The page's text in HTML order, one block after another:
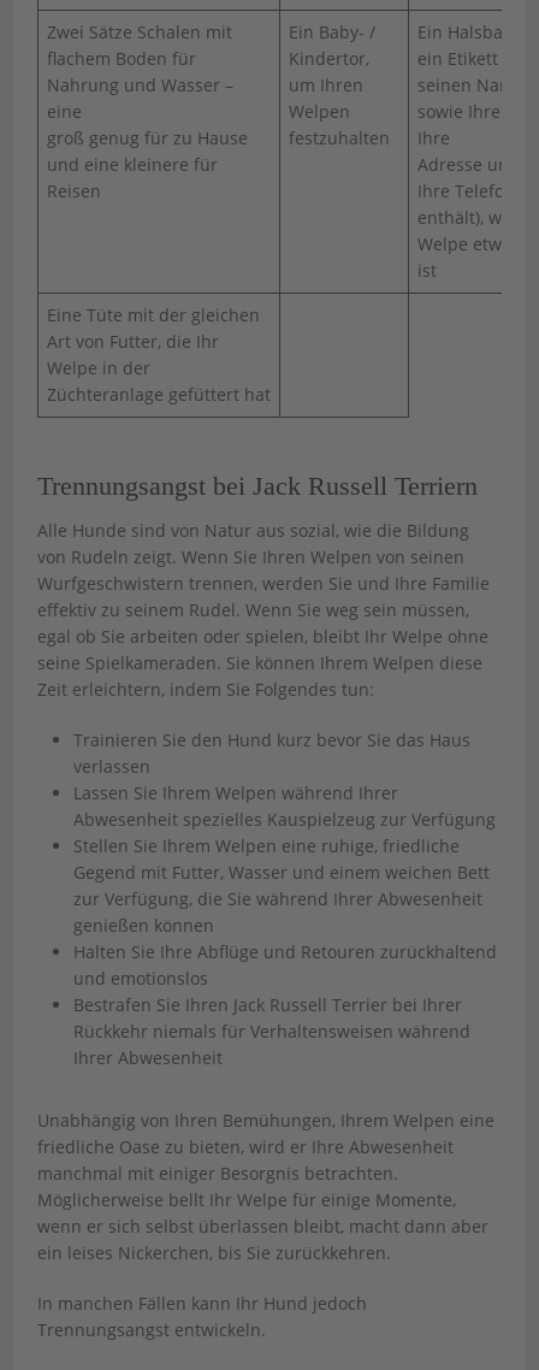
Zwei Sätze Schalen mit
flachem Boden für
Nahrung und Wasser –
eine
groß genug für zu Hause
und eine kleinere für
Reisen
Ein Baby- /
Kindertor,
um Ihren
Welpen
festzuhalten
Ein Halsband
ein Etikett (das
seinen Namen
sowie Ihren
Ihre
Adresse und
Ihre
enthält), wenn
Welpe etwas
ist
Eine Tüte mit der gleichen
Art von Futter, die Ihr
Welpe in der
Züchteranlage gefüttert hat
Trennungsangst bei Jack Russell Terriern
Alle Hunde sind von Natur aus sozial, wie die Bildung
von Rudeln zeigt. Wenn Sie Ihren Welpen von seinen
Wurfgeschwistern trennen, werden Sie und Ihre Familie
effektiv zu seinem Rudel. Wenn Sie weg sein müssen,
egal ob Sie arbeiten oder spielen, bleibt Ihr Welpe ohne
seine Spielkameraden. Sie können Ihrem Welpen diese
Zeit erleichtern, indem Sie Folgendes tun:
Trainieren Sie den Hund kurz bevor Sie das Haus
verlassen
Lassen Sie Ihrem Welpen während Ihrer
Abwesenheit spezielles Kauspielzeug zur Verfügung
Stellen Sie Ihrem Welpen eine ruhige, friedliche
Gegend mit Futter, Wasser und einem weichen Bett
zur Verfügung, die Sie während Ihrer Abwesenheit
genießen können
Halten Sie Ihre Abflüge und Retouren zurückhaltend
und emotionslos
Bestrafen Sie Ihren Jack Russell Terrier bei Ihrer
Rückkehr niemals für Verhaltensweisen während
Ihrer Abwesenheit
Unabhängig von Ihren Bemühungen, Ihrem Welpen eine
friedliche Oase zu bieten, wird er Ihre Abwesenheit
manchmal mit einiger Besorgnis betrachten.
Möglicherweise bellt Ihr Welpe für einige Momente,
wenn er sich selbst überlassen bleibt, macht dann aber
ein leises Nickerchen, bis Sie zurückkehren.
In manchen Fällen kann Ihr Hund jedoch
Trennungsangst entwickeln.